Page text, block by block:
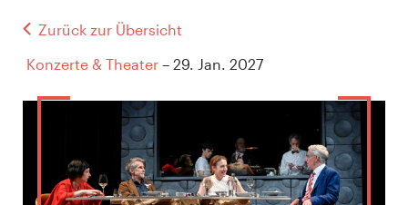
Zurück zur Übersicht
Konzerte & Theater – 29. Jan. 2027